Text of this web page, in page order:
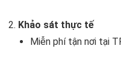
Khảo sát thực tế
Miễn phí tận nơi tại